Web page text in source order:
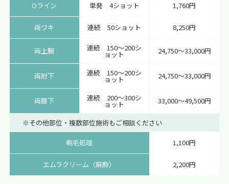
Oライン 単発 4ショット 1,760円
両ワキ 連続 50ショット 8,250円
両上腕 連続 150～200シ
ョット 24,750～33,000円
両肘下 連続 150～200シ
ョット 24,750～33,000円
両膝下 連続 200～300シ
ョット 33,000～49,500円
※その他部位・複数部位施術もご相談ください
剃毛処理 1,100円
エムラクリーム（麻酔） 2,200円